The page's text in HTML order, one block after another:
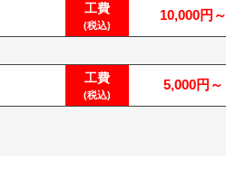
工費
(税込)
10,000円～
工費
(税込)
5,000円～